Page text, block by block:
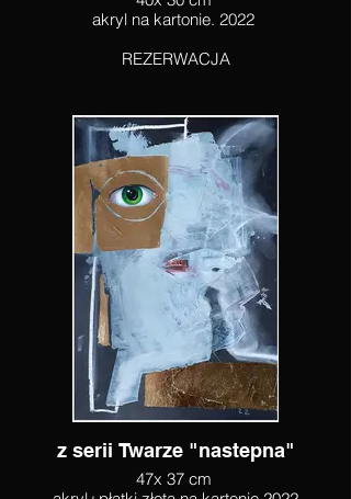
akryl na kartonie. 2022
REZERWACJA
z serii Twarze "nastepna"
47x 37 cm